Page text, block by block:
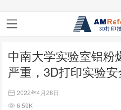
中南大学实验室铝粉
严重，3D打印实验
2022年4月28日
6.59K